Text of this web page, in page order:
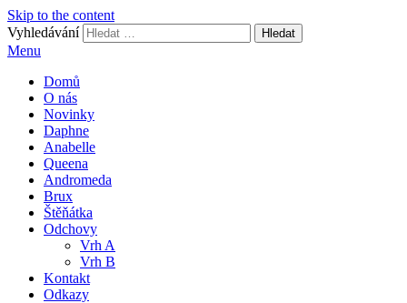
Skip to the content
Zlate lány
Vyhledávání
Menu
Domů
O nás
Novinky
Daphne
Anabelle
Queena
Andromeda
Brux
Štěňátka
Odchovy
Vrh A
Vrh B
Kontakt
Odkazy